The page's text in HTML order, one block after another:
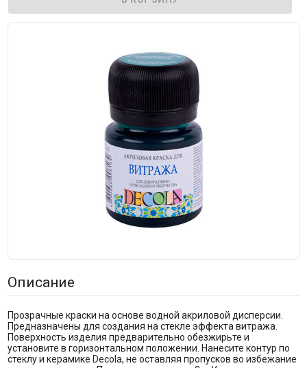
Описание
Прозрачные краски на основе водной акриловой дисперсии.
Предназначены для создания на стекле эффекта витража.
Поверхность изделия предварительно обезжирьте и
установите в горизонтальном положении. Нанесите контур по
стеклу и керамике Decola, не оставляя пропусков во избежание